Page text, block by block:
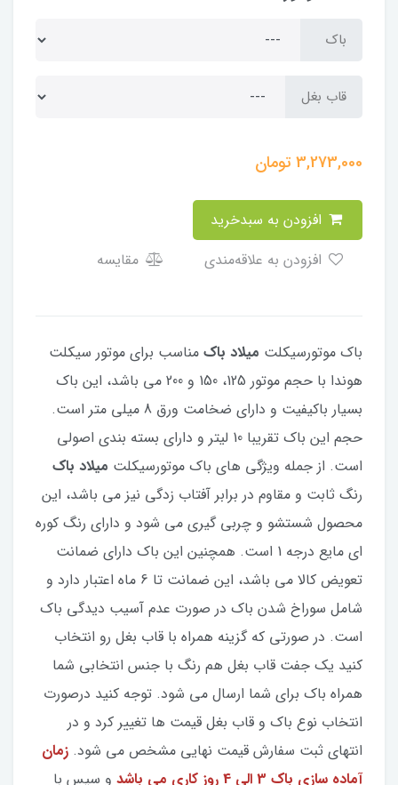
باک
قاب بغل
3,273,000تومان
مقایسه
باک موتورسیکلت میلاد باک مناسب برای موتور سیکلت
هوندا با حجم موتور 125، 150 و 200 می باشد، این باک
بسیار باکیفیت و دارای ضخامت ورق 8 میلی متر است.
حجم این باک تقریبا 10 لیتر و دارای بسته بندی اصولی
است. از جمله ویژگی های باک موتورسیکلت میلاد باک
رنگ ثابت و مقاوم در برابر آفتاب زدگی نیز می باشد، این
محصول شستشو و چربی گیری می شود و دارای رنگ کوره
ای مایع درجه 1 است. همچنین این باک دارای ضمانت
تعویض کالا می باشد، این ضمانت تا 6 ماه اعتبار دارد و
شامل سوراخ شدن باک در صورت عدم آسیب دیدگی باک
است. در صورتی که گزینه همراه با قاب بغل رو انتخاب
کنید یک جفت قاب بغل هم رنگ با جنس انتخابی شما
همراه باک برای شما ارسال می شود. توجه کنید درصورت
انتخاب نوع باک و قاب بغل قیمت ها تغییر کرد و در
انتهای ثبت سفارش قیمت نهایی مشخص می شود. زمان
آماده سازی باک 3 الی 4 روز کاری می باشد
و سپس با